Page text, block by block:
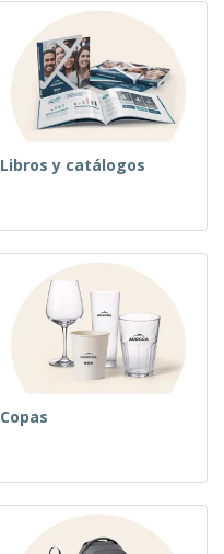
Libros y catálogos
Copas